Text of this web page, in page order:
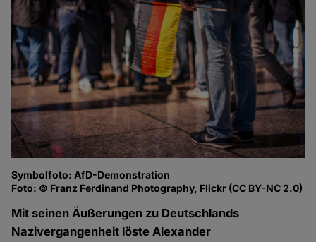
Symbolfoto: AfD-Demonstration
Foto: © Franz Ferdinand Photography, Flickr (CC BY-NC 2.0)
Mit seinen Äußerungen zu Deutschlands
Nazivergangenheit löste Alexander